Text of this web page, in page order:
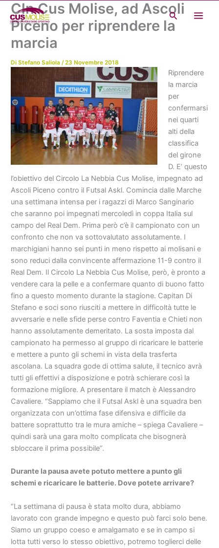
contenuto
Cerca
Cln Cus Molise, ad Ascoli
Piceno per riprendere la
marcia
DiStefano Saliola/23 Novembre 2018
Riprendere
la marcia
per
confermarsi
nei quarti
alti della
classifica
del girone
D. E’ questo
l’obiettivo del Circolo La Nebbia Cus Molise, impegnato ad
Ascoli Piceno contro il Futsal Askl. Comincia dalle Marche
una settimana intensa per i ragazzi di Marco Sanginario
che saranno poi impegnati mercoledì in coppa Italia sul
campo del Real Dem. Prima però c’è il campionato con un
confronto che non va sottovalutato assolutamente. I
marchigiani hanno sei punti in meno rispetto ai molisani e
sono reduci dalla convincente affermazione 11-9 contro il
Real Dem. Il Circolo La Nebbia Cus Molise, però, è pronto a
vendere cara la pelle e a confermare quanto di buono fatto
fino a questo momento durante la stagione. Capitan Di
Stefano e soci sono riusciti a mettere in difficoltà tutte le
avversarie e nelle sfide perse contro Faventia e Chieti non
hanno assolutamente demeritato. La sosta imposta dal
campionato ha permesso al gruppo di ricaricare le batterie
e mettere a punto gli schemi in vista della trasferta
ascolana. La squadra gode di ottima salute, il tecnico avrà
tutti gli effettivi a disposizione e potrà schierare così la
formazione migliore. A presentare il match è Alessandro
Cavaliere. “Sappiamo che il Futsal Askl è una squadra ben
organizzata con un’ottima fase difensiva e difficile da
battere soprattutto tra le mura amiche – spiega Cavaliere –
quindi sarà una gara molto complicata che bisognerà
sbloccare il prima possibile”.
Durante la pausa avete potuto mettere a punto gli
schemi e ricaricare le batterie. Dove potete arrivare?
“La settimana di pausa è stata molto dura, abbiamo
lavorato con grande impegno e questo può farci solo bene.
Siamo un gruppo coeso e amalgamato e se in campo si
lotta tutti verso lo stesso obiettivo, potremo toglierci delle